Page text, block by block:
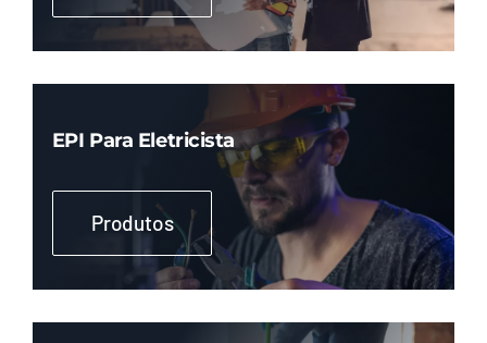
EPI Para Eletricista
Produtos